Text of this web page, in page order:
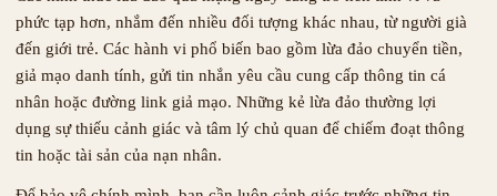
phức tạp hơn, nhắm đến nhiều đối tượng khác nhau, từ người già
đến giới trẻ. Các hành vi phổ biến bao gồm lừa đảo chuyển tiền,
giả mạo danh tính, gửi tin nhắn yêu cầu cung cấp thông tin cá
nhân hoặc đường link giả mạo. Những kẻ lừa đảo thường lợi
dụng sự thiếu cảnh giác và tâm lý chủ quan để chiếm đoạt thông
tin hoặc tài sản của nạn nhân.